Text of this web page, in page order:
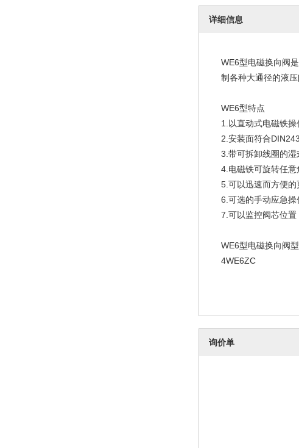
详细信息
WE6型电磁换向阀
制各种大通径的液
WE6型特点
1.以直动式电磁铁
2.安装面符合
3.带可拆卸线圈的
4.电磁铁可旋转任意
5.可以迅速而方便
6.可选的手动应急操
7.可以监控阀芯位置
WE6型电磁换向阀
4WE6ZC
询价单